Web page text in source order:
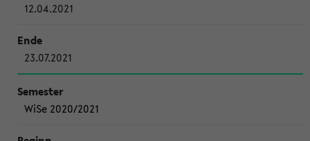
12.04.2021
23.07.2021
WiSe 2020/2021